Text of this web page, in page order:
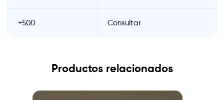
+500 Consultar
Productos relacionados